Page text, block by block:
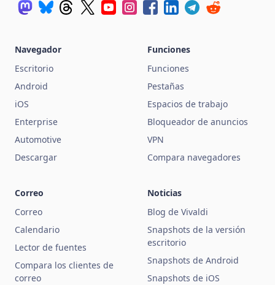
Navegador
Escritorio
Android
iOS
Enterprise
Automotive
Descargar
Funciones
Funciones
Pestañas
Espacios de trabajo
Bloqueador de anuncios
VPN
Compara navegadores
Correo
Correo
Calendario
Lector de fuentes
Compara los clientes de
correo
Noticias
Blog de Vivaldi
Snapshots de la versión
escritorio
Snapshots de Android
Snapshots de iOS